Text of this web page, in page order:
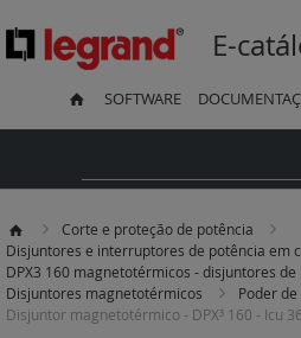
E-
SOFTWARE
Corte e proteção de potência
Disjuntores e interruptores de potência em
DPX3 160 magnetotérmicos - disjuntores de
Disjuntores magnetotérmicos
Poder
Disjuntor magnetotérmico - DPX³ 160 - Icu